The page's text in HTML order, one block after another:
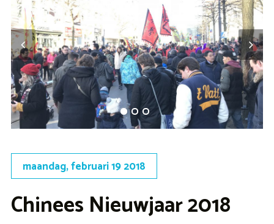
maandag, februari 19 2018
Chinees Nieuwjaar 2018